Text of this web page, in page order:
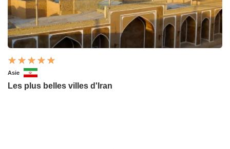
Asie
Les plus belles villes d'Iran